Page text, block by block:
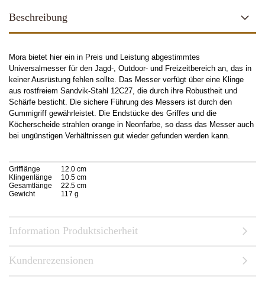
Beschreibung
Mora bietet hier ein in Preis und Leistung abgestimmtes
Universalmesser für den Jagd-, Outdoor- und Freizeitbereich an, das in
keiner Ausrüstung fehlen sollte. Das Messer verfügt über eine Klinge
aus rostfreiem Sandvik-Stahl 12C27, die durch ihre Robustheit und
Schärfe besticht. Die sichere Führung des Messers ist durch den
Gummigriff gewährleistet. Die Endstücke des Griffes und die
Köcherscheide strahlen orange in Neonfarbe, so dass das Messer auch
bei ungünstigen Verhältnissen gut wieder gefunden werden kann.
Grifflänge
12.0 cm
Klingenlänge
10.5 cm
Gesamtlänge
22.5 cm
Gewicht
117 g
Information Produktsicherheit
Kundenrezensionen